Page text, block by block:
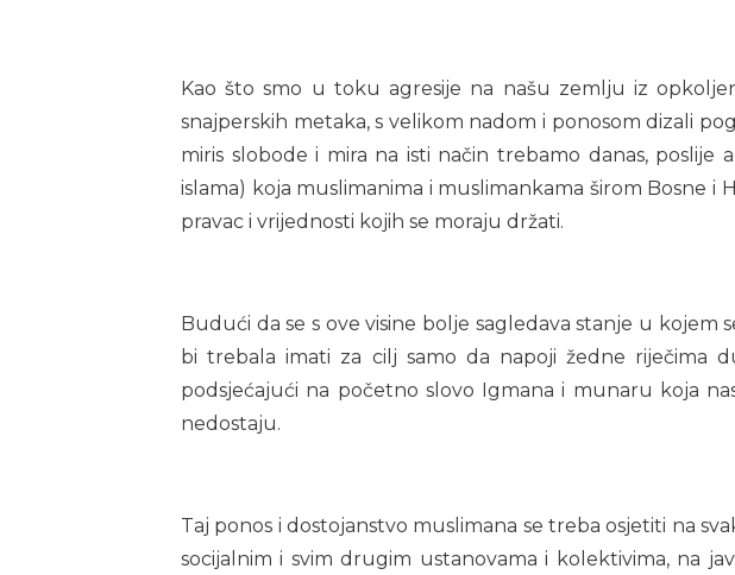
Kao što smo u toku agresije na našu zemlju iz
snajperskih metaka, s velikom nadom i ponosom dizali
miris slobode i mira na isti način trebamo danas,
islama) koja muslimanima i muslimankama širom Bosne i
pravac i vrijednosti kojih se moraju držati.
Budući da se s ove visine bolje sagledava stanje u
bi trebala imati za cilj samo da napoji žedne riječima
podsjećajući na početno slovo Igmana i munaru koja
nedostaju.
Taj ponos i dostojanstvo muslimana se treba osjetiti na
socijalnim i svim drugim ustanovama i kolektivima, na